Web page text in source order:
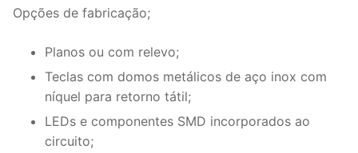
Opções de fabricação;
Planos ou com relevo;
Teclas com domos metálicos de aço inox com
níquel para retorno tátil;
LEDs e componentes SMD incorporados ao
circuito;